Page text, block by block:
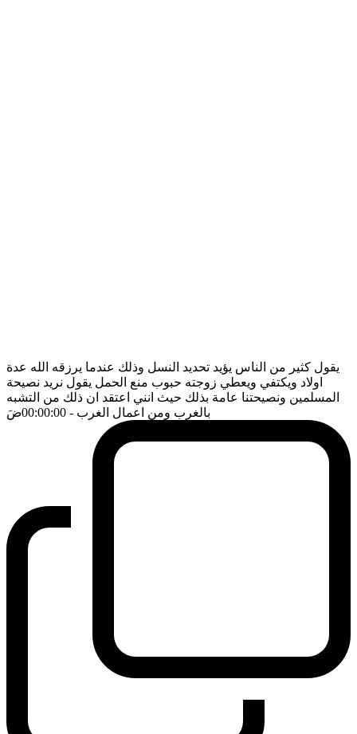
يقول كثير من الناس يؤيد تحديد النسل وذلك عندما يرزقه الله عدة
اولاد ويكتفي ويعطي زوجته حبوب منع الحمل يقول نريد نصيحة
المسلمين ونصيحتنا عامة بذلك حيث انني اعتقد ان ذلك من التشبه
بالغرب ومن اعمال الغرب - 00:00:00 ضَ